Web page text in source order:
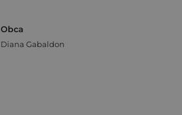
Obca
Diana Gabaldon